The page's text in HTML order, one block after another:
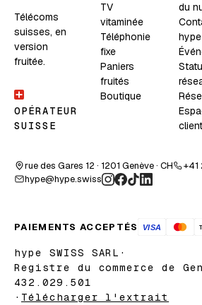
Télécoms
suisses, en
version
fruitée.
OPÉRATEUR
SUISSE
TV
vitaminée
Téléphonie
fixe
Paniers
fruités
Boutique
du
client
rue des Gares 12 · 1201 Genève · CH
hype@hype.swiss
PAIEMENTS ACCEPTÉS
hype SWISS SARL ·
Registre du commerce de
432.029.501
· Télécharger l'extrait